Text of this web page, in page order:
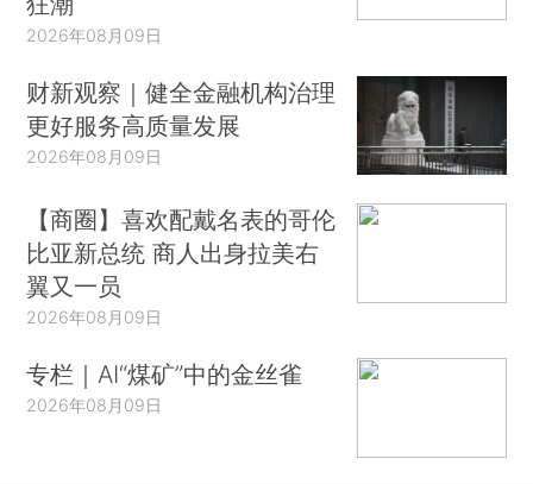
2026年08月09日
财新观察｜健全金融机构治理
更好服务高质量发展
2026年08月09日
【商圈】喜欢配戴名表的哥伦
比亚新总统 商人出身拉美右
翼又一员
2026年08月09日
专栏｜AI“煤矿”中的金丝雀
2026年08月09日